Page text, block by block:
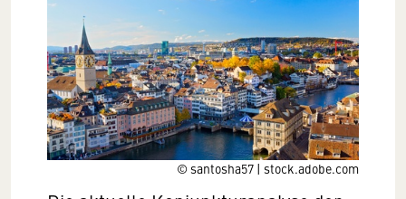
© santosha57 | stock.adobe.com